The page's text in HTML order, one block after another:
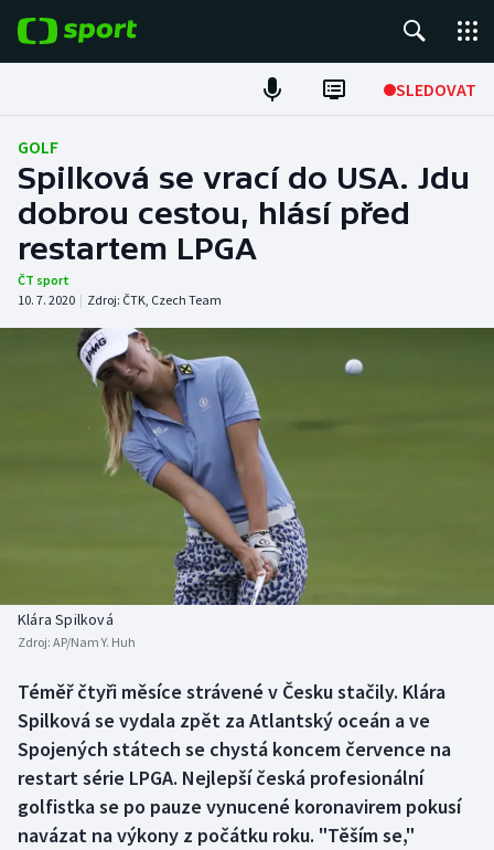
SLEDOVAT
ME v atletice
ME v plavání
Fotbal
Hokej
Tenis
DALŠÍ SPORTY
Americký fotbal
Baseball a softbal
Basketbal
Boby a skeleton
Box
Curling
NEPŘEHLÉDNĚTE
Historické návraty
Aplikace ČT sport
GOLF
Spilková se vrací do USA. Jdu
dobrou cestou, hlásí před
restartem LPGA
ČT sport
10. 7. 2020 | Zdroj: ČTK, Czech Team
Klára Spilková
Zdroj: AP/Nam Y. Huh
Téměř čtyři měsíce strávené v Česku stačily. Klára
Spilková se vydala zpět za Atlantský oceán a ve
Spojených státech se chystá koncem července na
restart série LPGA. Nejlepší česká profesionální
golfistka se po pauze vynucené koronavirem pokusí
navázat na výkony z počátku roku. "Těším se,"